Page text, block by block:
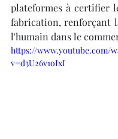
plateformes à certifier
fabrication, renforçant
l'humain dans le
https://www.youtube.com/
v=d3U26v1oIxI